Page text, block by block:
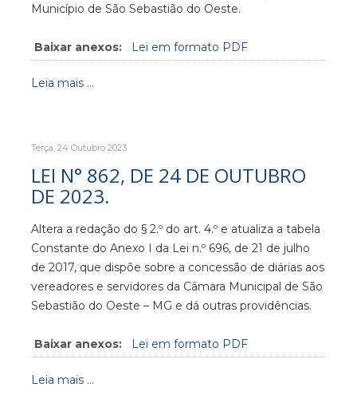
Município de São Sebastião do Oeste.
Baixar anexos: Lei em formato PDF
Leia mais ...
Terça, 24 Outubro 2023
LEI N° 862, DE 24 DE OUTUBRO
DE 2023.
Altera a redação do § 2.º do art. 4.º e atualiza a tabela
Constante do Anexo I da Lei n.º 696, de 21 de julho
de 2017, que dispõe sobre a concessão de diárias aos
vereadores e servidores da Câmara Municipal de São
Sebastião do Oeste – MG e dá outras providências.
Baixar anexos: Lei em formato PDF
Leia mais ...